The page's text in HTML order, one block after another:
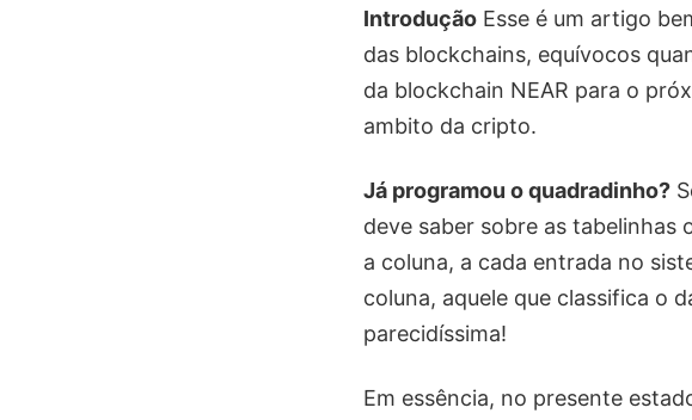
Introdução Esse é um artigo
das blockchains, equívocos
da blockchain NEAR para o
ambito da cripto.
Já programou o quadradinho?
deve saber sobre as tabelinhas
a coluna, a cada entrada no
coluna, aquele que classifica o
parecidíssima!
Em essência, no presente